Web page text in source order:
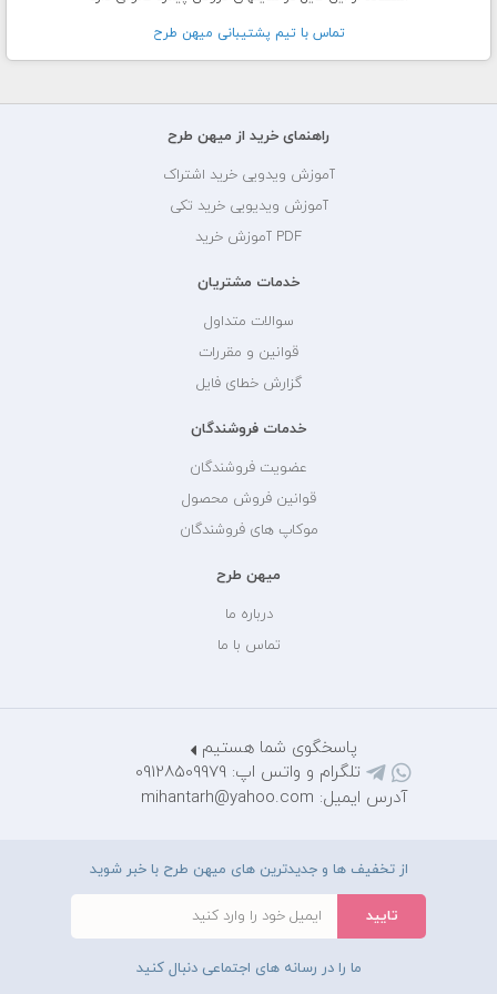
تماس با تيم پشتيبانی ميهن طرح
راهنمای خرید از میهن طرح
آموزش ویدویی خرید اشتراک
آموزش ویدیویی خرید تکی
PDF آموزش خرید
خدمات مشتریان
سوالات متداول
قوانین و مقررات
گزارش خطای فایل
خدمات فروشندگان
عضویت فروشندگان
قوانین فروش محصول
موکاپ های فروشندگان
میهن طرح
درباره ما
تماس با ما
پاسخگوی شما هستیم
تلگرام و واتس اپ: 09128509979
آدرس ایمیل: mihantarh@yahoo.com
از تخفیف ها و جدیدترین های میهن طرح با خبر شوید
ما را در رسانه های اجتماعی دنبال کنید